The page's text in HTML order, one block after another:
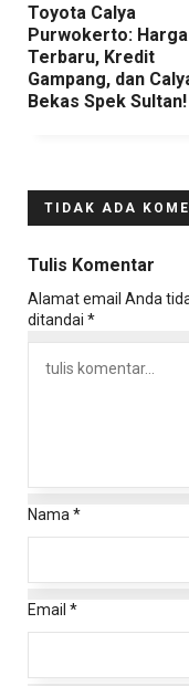
Toyota Calya
Purwokerto: Harga
Terbaru, Kredit
Gampang, dan
Bekas Spek Sultan!
TIDAK ADA
Tulis Komentar
Alamat email Anda
ditandai *
Nama *
Email *